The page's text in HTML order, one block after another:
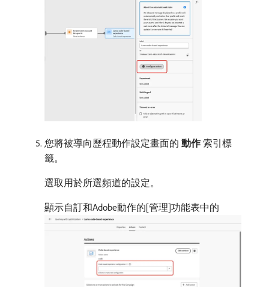
您將被導向歷程動作設定畫面的​ 動作​索引標
籤。
選取用於所選頻道的設定。
顯示自訂和Adobe動作的[管理]功能表中的